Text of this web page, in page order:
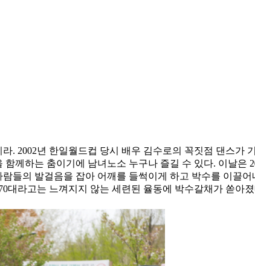
2002년 한일월드컵 당시 배우 김수로의 꼭짓점 댄스가
께하는 춤이기에 남녀노소 누구나 즐길 수 있다. 이날은
들의 발걸음을 잡아 어깨를 들썩이게 하고 박수를 이끌
대라고는 느껴지지 않는 세련된 율동에 박수갈채가 쏟아